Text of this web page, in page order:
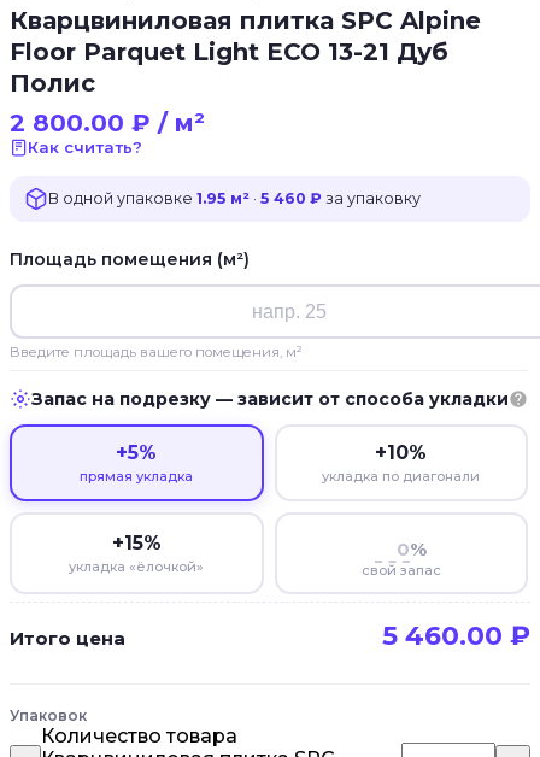
Кварцвиниловая плитка SPC Alpine
Floor Parquet Light ECO 13-21 Дуб
Полис
2 800.00 ₽ / м²
Как считать?
В одной упаковке 1.95 м² · 5 460 ₽ за упаковку
Площадь помещения (м²)
Введите площадь вашего помещения, м²
Запас на подрезку — зависит от способа укладки
+5%
прямая укладка
+10%
укладка по диагонали
+15%
укладка «ёлочкой»
%
свой запас
Итого цена 5 460.00 ₽
Упаковок
Количество товара